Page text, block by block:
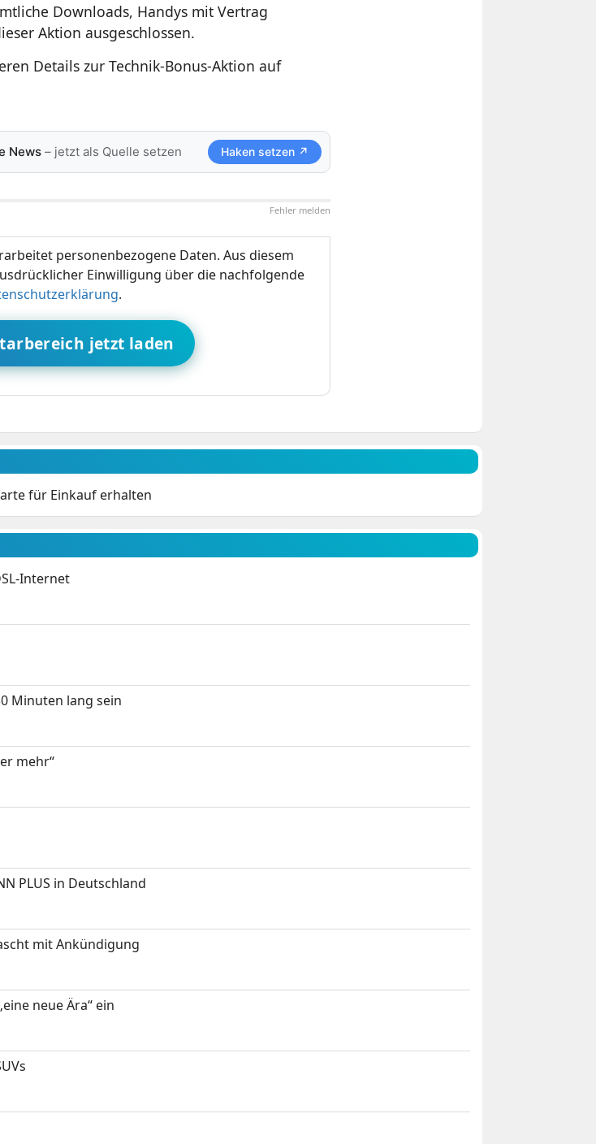
Downloads, Handys mit Vertrag
Aktion ausgeschlossen.
Details zur Technik-Bonus-Aktion auf
News– jetzt als Quelle setzen Haken setzen ↗
Fehler melden
personenbezogene Daten. Aus diesem
Einwilligung über die nachfolgende
.
jetzt laden
für Einkauf erhalten
Internet
Minuten lang sein
mehr“
PLUS in Deutschland
mit Ankündigung
neue Ära“ ein